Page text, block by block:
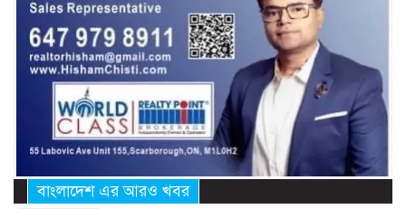
বাংলাদেশ এর আরও খবর